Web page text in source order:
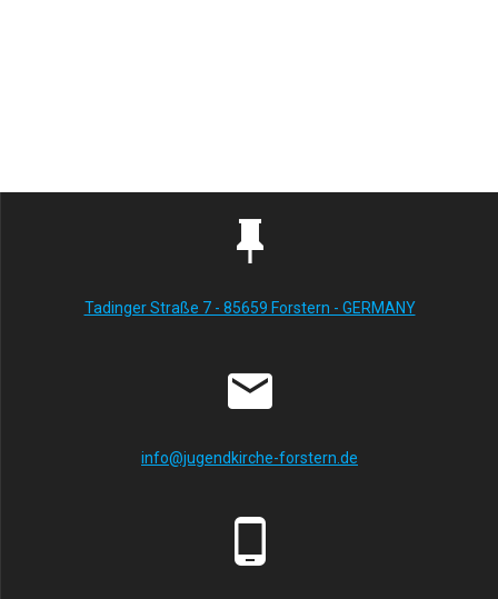
Tadinger Straße 7 - 85659 Forstern - GERMANY
info@jugendkirche-forstern.de